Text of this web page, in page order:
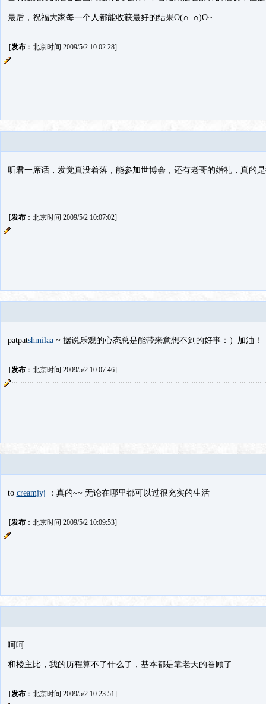
最后，祝福大家每一个人都能收获最好的结果O(∩_∩)O~
[发布：北京时间 2009/5/2 10:02:28]
听君一席话，发觉真没着落，能参加世博会，还有老哥的婚礼，真的
[发布：北京时间 2009/5/2 10:07:02]
patpatshmilaa~ 据说乐观的心态总是能带来意想不到的好事：）加油！
[发布：北京时间 2009/5/2 10:07:46]
to creamjyj ：真的~~ 无论在哪里都可以过很充实的生活
[发布：北京时间 2009/5/2 10:09:53]
呵呵
和楼主比，我的历程算不了什么了，基本都是靠老天的眷顾了
[发布：北京时间 2009/5/2 10:23:51]